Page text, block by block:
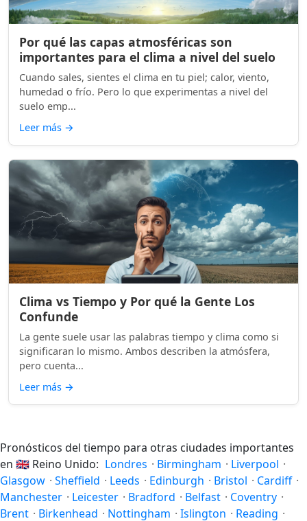
Por qué las capas atmosféricas son
importantes para el clima a nivel del suelo
Cuando sales, sientes el clima en tu piel; calor, viento,
humedad o frío. Pero lo que experimentas a nivel del
suelo emp...
Leer más →
Clima vs Tiempo y Por qué la Gente Los
Confunde
La gente suele usar las palabras tiempo y clima como si
significaran lo mismo. Ambos describen la atmósfera,
pero cuenta...
Leer más →
Pronósticos del tiempo para otras ciudades importantes
en 🇬🇧 Reino Unido: Londres · Birmingham · Liverpool ·
Glasgow · Sheffield · Leeds · Edinburgh · Bristol · Cardiff ·
Manchester · Leicester · Bradford · Belfast · Coventry ·
Brent · Birkenhead · Nottingham · Islington · Reading ·